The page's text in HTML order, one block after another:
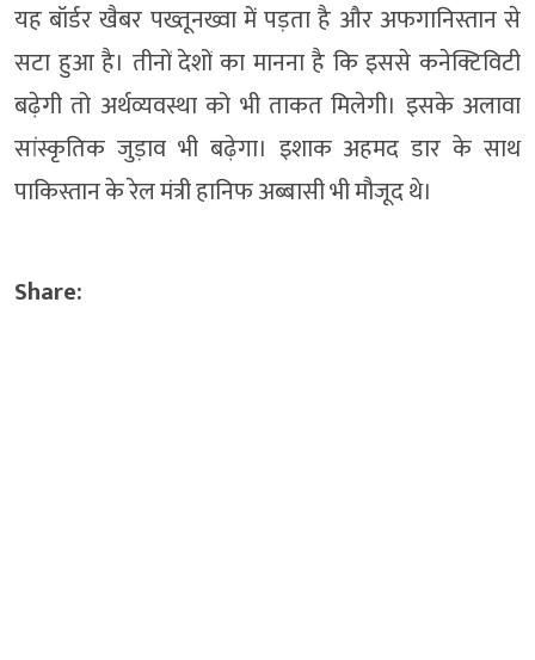
यह बॉर्डर खैबर पख्तूनख्वा में पड़ता है और अफगानिस्तान से
सटा हुआ है। तीनों देशों का मानना है कि इससे कनेक्टिविटी
बढ़ेगी तो अर्थव्यवस्था को भी ताकत मिलेगी। इसके अलावा
सांस्कृतिक जुड़ाव भी बढ़ेगा। इशाक अहमद डार के साथ
पाकिस्तान के रेल मंत्री हानिफ अब्बासी भी मौजूद थे।
Share: